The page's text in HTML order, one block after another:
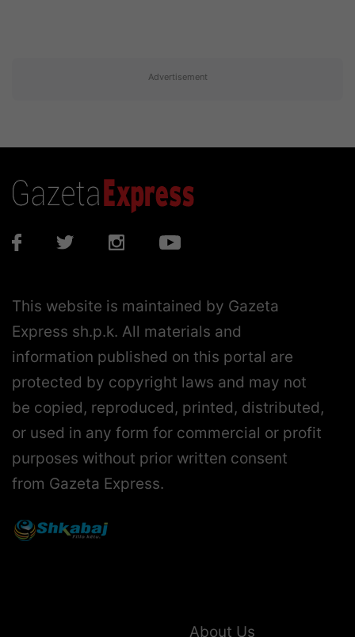
Advertisement
This website is maintained by Gazeta
Express sh.p.k. All materials and
information published on this portal are
protected by copyright laws and may not
be copied, reproduced, printed, distributed,
or used in any form for commercial or profit
purposes without prior written consent
from Gazeta Express.
About Us